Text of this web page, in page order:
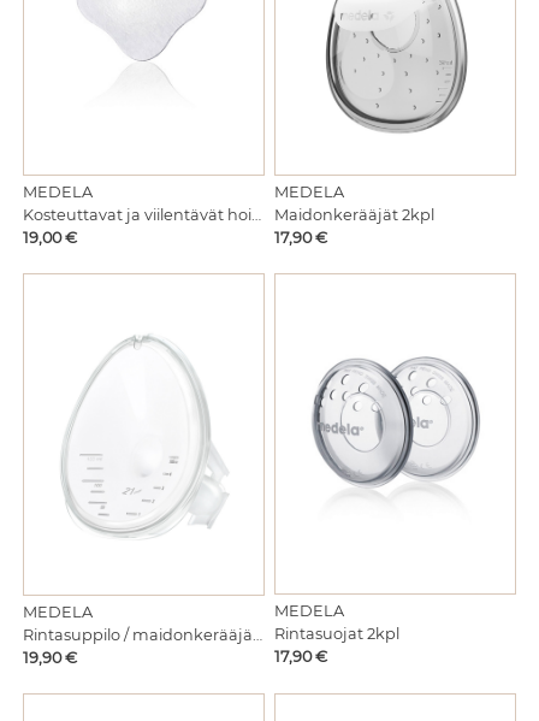
MEDELA
Kosteuttavat ja viilentävät hoitotyynyt 4kpl
Hinta
19,00 €
MEDELA
Maidonkerääjät 2kpl
Hinta
17,90 €
MEDELA
Hinta
19,90 €
MEDELA
Rintasuojat 2kpl
Hinta
17,90 €